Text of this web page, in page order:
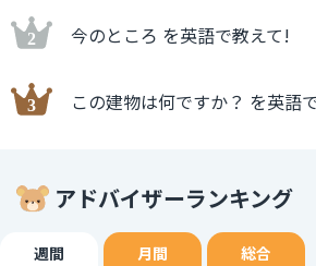
今のところ を英語で教えて!
この建物は何ですか？ を英語
アドバイザーランキング
週間 月間 総合